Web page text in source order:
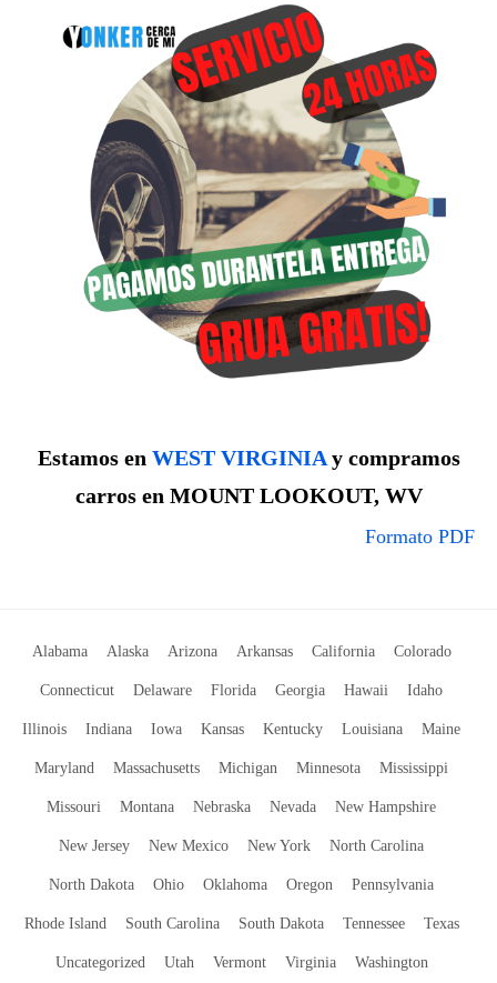
Estamos en WEST VIRGINIAy compramos
carros en MOUNT LOOKOUT, WV
Formato PDF
Alabama Alaska Arizona Arkansas California Colorado
Connecticut Delaware Florida Georgia Hawaii Idaho
Illinois Indiana Iowa Kansas Kentucky Louisiana Maine
Maryland Massachusetts Michigan Minnesota Mississippi
Missouri Montana Nebraska Nevada New Hampshire
New Jersey New Mexico New York North Carolina
North Dakota Ohio Oklahoma Oregon Pennsylvania
Rhode Island South Carolina South Dakota Tennessee Texas
Uncategorized Utah Vermont Virginia Washington